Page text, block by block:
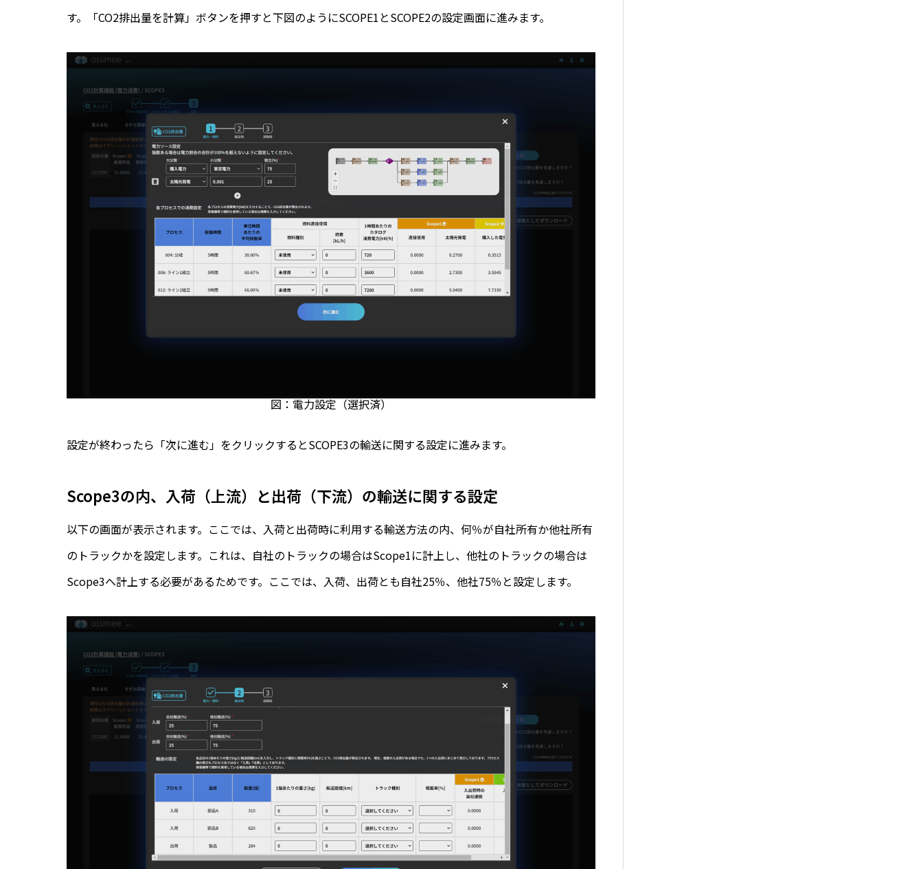
す。「CO2排出量を計算」ボタンを押すと下図のようにSCOPE1とSCOPE2の設定画面に進みます。
図：電力設定（選択済）
設定が終わったら「次に進む」をクリックするとSCOPE3の輸送に関する設定に進みます。
Scope3の内、入荷（上流）と出荷（下流）の輸送に関する設定
以下の画面が表示されます。ここでは、入荷と出荷時に利用する輸送方法の内、何％が自社所有か他社所有
のトラックかを設定します。これは、自社のトラックの場合はScope1に計上し、他社のトラックの場合は
Scope3へ計上する必要があるためです。ここでは、入荷、出荷とも自社25％、他社75％と設定します。